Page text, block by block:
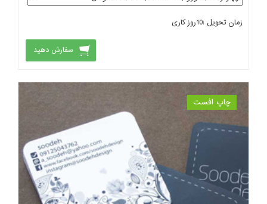
زمان تحویل :10روز کاری
سفارش دهید
چاپ افست